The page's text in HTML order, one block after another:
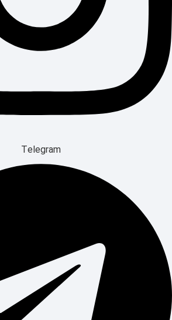
Telegram